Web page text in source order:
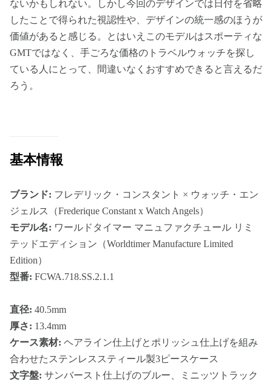
ないかもしれない。しかし今回のデザインでは日付を省略
したことで得られた視認性や、デザインの統一感のほうが
価値があると感じる。とはいえこのモデルはスポーティな
GMTではなく、手ごろな価格のトラベルウォッチを探し
ている人にとって、間違いなくおすすめできると言えるだ
ろう。
基本情報
ブランド: フレデリック・コンスタント × ウォッチ・エン
ジェルス（Frederique Constant x Watch Angels）
モデル名: ワールドタイマー マニュファクチュール リミ
テッドエディション（Worldtimer Manufacture Limited
Edition）
型番: FCWA.718.SS.2.1.1
直径: 40.5mm
厚さ: 13.4mm
ケース素材: ヘアライン仕上げとポリッシュ仕上げを組み
合わせたステンレススティール製3ピースケース
文字盤: サンバースト仕上げのブルー、ミニッツトラック